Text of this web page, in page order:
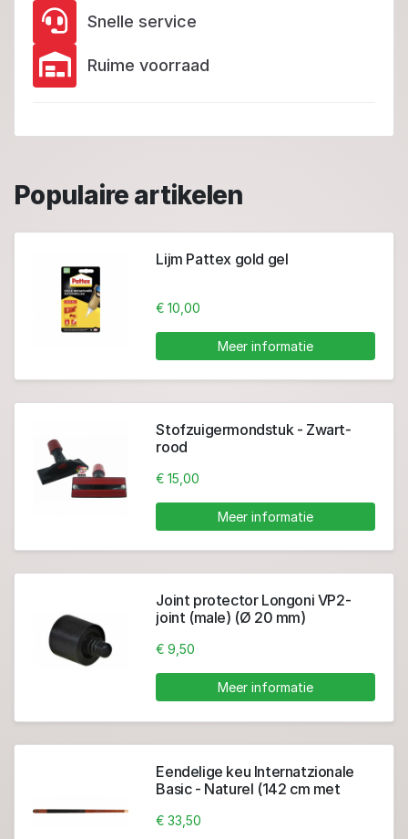
Snelle service
Ruime voorraad
Populaire artikelen
Lijm Pattex gold gel
€ 10,00
Meer informatie
Stofzuigermondstuk - Zwart-
rood
€ 15,00
Meer informatie
Joint protector Longoni VP2-
joint (male) (Ø 20 mm)
€ 9,50
Meer informatie
Eendelige keu Internatzionale
Basic - Naturel (142 cm met
€ 33,50